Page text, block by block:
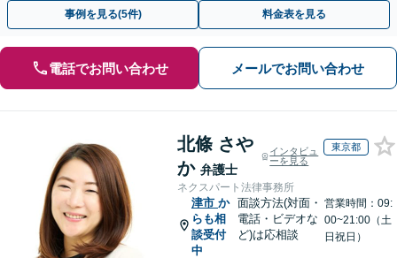
事例を見る(5件) 料金表を見る
電話でお問い合わせ メールでお問い合わせ
北條 さや
か 弁護士
インタビュ
ーを見る
東京都
ネクスパート法律事務所
津市 か
らも相
談受付
中
面談方法(対面・
電話・ビデオな
ど)は応相談
営業時間：09:
00~21:00（土
日祝日）